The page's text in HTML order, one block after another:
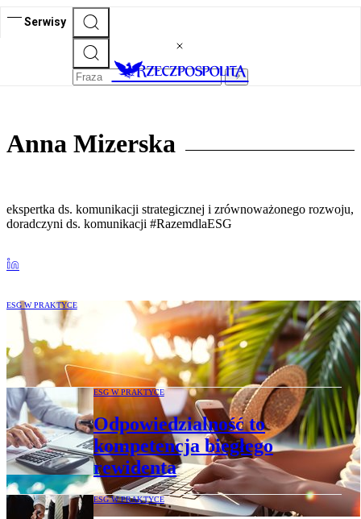
Serwisy
Anna Mizerska
ekspertka ds. komunikacji strategicznej i zrównoważonego rozwoju,
doradczyni ds. komunikacji #RazemdlaESG
ESG W PRAKTYCE
Czy umiesz wypoczywać?
ESG W PRAKTYCE
Odpowiedzialność to
kompetencja biegłego
rewidenta
ESG W PRAKTYCE